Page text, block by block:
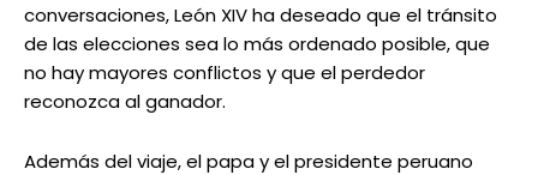
conversaciones, León XIV ha deseado que el tránsito
de las elecciones sea lo más ordenado posible, que
no hay mayores conflictos y que el perdedor
reconozca al ganador.
Además del viaje, el papa y el presidente peruano